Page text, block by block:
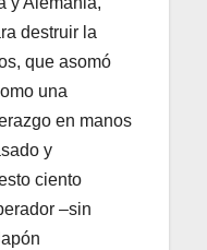
destruir la
que asomó
una
en manos
y
ciento
–sin